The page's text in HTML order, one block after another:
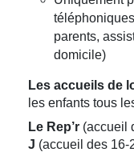
parents,
domicile)
Les accueils de
les enfants tous
Le Rep’r (accueil
J (accueil des 16-